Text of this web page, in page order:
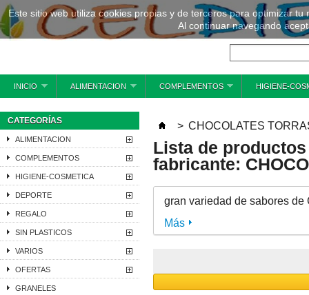
INICIO ALIMENTACION COMPLEMENTOS HIGIENE-
CATEGORÍAS
ALIMENTACION
COMPLEMENTOS
HIGIENE-COSMETICA
DEPORTE
REGALO
SIN PLASTICOS
VARIOS
OFERTAS
GRANELES
> CHOCOLATES
Lista de
fabricante:
gran variedad de sabores
Más
Este sitio web utiliza cookies propias y de terceros para optimizar
Al continuar navegando